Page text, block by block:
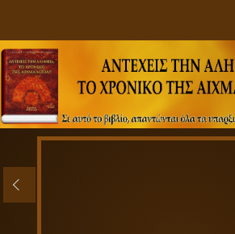
AΡΧΙΚΗ
ΣΥΓΓΡΑΦΕΑΣ